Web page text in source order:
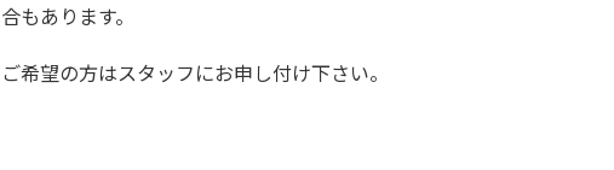
合もあります。
ご希望の方はスタッフにお申し付け下さい。